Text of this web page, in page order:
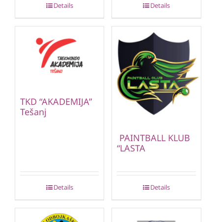
Details Details
TKD “AKADEMIJA”
Tešanj
Details
PAINTBALL KLUB
“LASTA
Details